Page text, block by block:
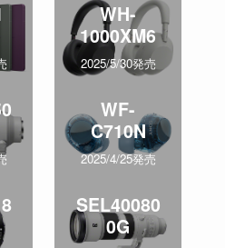
WH-
1000XM6
2025/5/30発売
WF-
C710N
2025/4/25発売
SEL40080
0G